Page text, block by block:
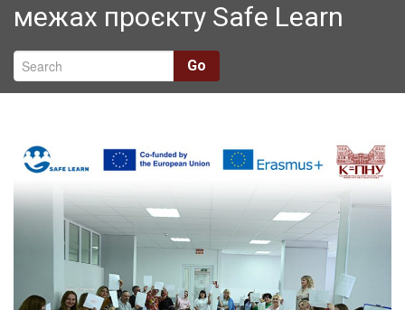
Проєктна діяльність
Міжнародні партнери
SafeLearn
межах проєкту Safe Learn
Go